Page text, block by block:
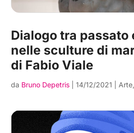
Dialogo tra passato
nelle sculture di
di Fabio Viale
da Bruno Depetris |14/12/2021 Arte,